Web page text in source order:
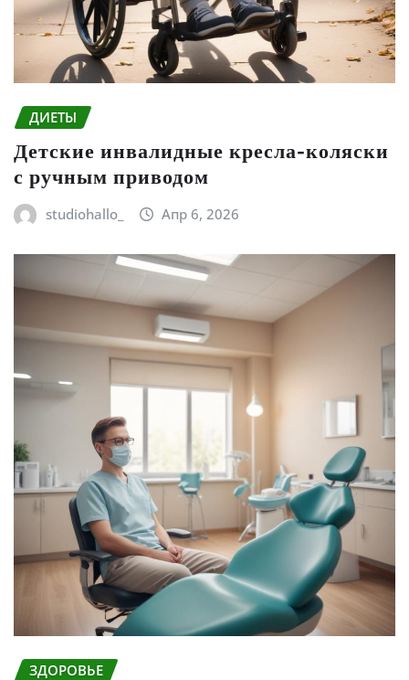
ДИЕТЫ
Детские инвалидные кресла-коляски
с ручным приводом
studiohallo_ Апр 6, 2026
ЗДОРОВЬЕ